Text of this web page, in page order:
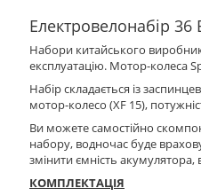
Електровелонабір
Набори китайського
експлуатацію. Мотор-колеса
Набір складається із
мотор-колесо (XF 15),
Ви можете самостійно
набору, водночас буде
змінити ємність
КОМПЛЕКТАЦІЯ